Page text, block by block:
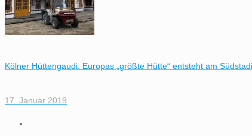
Kölner Hüttengaudi: Europas „größte Hütte“ entsteht am
17. Januar 2019